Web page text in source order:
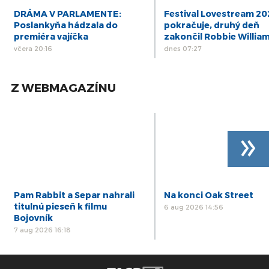
DRÁMA V PARLAMENTE:
Poslankyňa hádzala do
premiéra vajíčka
včera 20:16
Festival Lovestream
pokračuje, druhý deň
zakončil Robbie
dnes 07:27
Z WEBMAGAZÍNU
Pam Rabbit a Separ nahrali
titulnú pieseň k filmu
Bojovník
7 aug 2026 16:18
Na konci Oak Street
6 aug 2026 14:56
»